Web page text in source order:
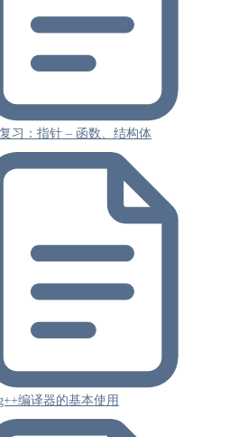
习：指针 – 函数、结构体
编译器的基本使用